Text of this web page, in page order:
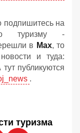
подпишитесь на
туризму -
в Мах, то
и туда:
тут публикуются
.
туризма